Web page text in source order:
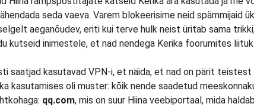
seda vaeva. Varem blokeerisime neid spämmijaid
aeganõudev, eriti kui terve hulk neist üritab sama
kutseid inimestele, et nad nendega Kerika foorumites
saatjad kasutavad VPN-i, et näida, et nad on pärit teistest
kasutamises oli muster: kõik nende saadetud
qq.com, mis on suur Hiina veebiportaal, mida